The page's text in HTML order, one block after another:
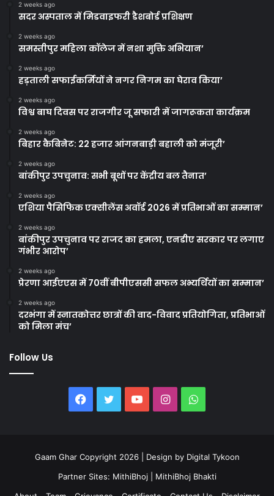
2 weeks ago
सदर अस्पताल में मिडवाइफरी डैशबोर्ड प्रशिक्षण
2 weeks ago
समस्तीपुर महिला कॉलेज में नशा मुक्ति अभियान’
2 weeks ago
हड़ताली सफाईकर्मियों ने नगर निगम का घेराव किया’
2 weeks ago
विश्व बाघ दिवस पर राजगीर जू सफारी में जागरूकता कार्यक्रम
2 weeks ago
बिहार कैबिनेट: 22 हजार आंगनबाड़ी बहाली को मंजूरी’
2 weeks ago
बांकीपुर उपचुनाव: सभी बूथों पर केंद्रीय बल तैनात’
2 weeks ago
एशिया पैसिफिक एक्सीलेंस अवॉर्ड 2026 में प्रतिभाओं का सम्मान’
2 weeks ago
बांकीपुर उपचुनाव पर राजद का हमला, एनडीए सरकार पर लगाए
गंभीर आरोप’
2 weeks ago
प्रेरणा आईएएस में 70वीं बीपीएससी सफल अभ्यर्थियों का सम्मान’
2 weeks ago
दरभंगा में स्नातकोत्तर छात्रों की वाद-विवाद प्रतियोगिता, प्रतिभाओं
को मिला मंच’
Follow Us
Facebook
TwitterYouTubeInstagramWhatsApp
Gaam Ghar Copyright 2026 | Design by Digital Tykoon
Partner Sites: MithiBhoj
MithiBhoj Bhakti